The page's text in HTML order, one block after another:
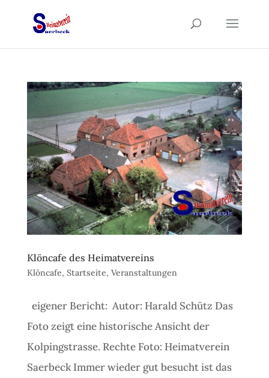
Klöncafe des Heimatvereins
Klöncafe, Startseite, Veranstaltungen
eigener Bericht: Autor: Harald Schütz Das
Foto zeigt eine historische Ansicht der
Kolpingstrasse. Rechte Foto: Heimatverein
Saerbeck Immer wieder gut besucht ist das